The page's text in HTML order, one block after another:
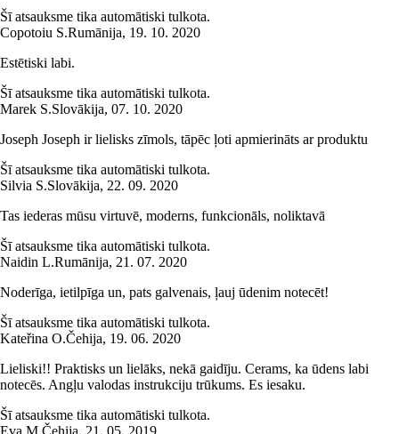
Šī atsauksme tika automātiski tulkota.
Copotoiu S.Rumānija, 19. 10. 2020
Estētiski labi.
Šī atsauksme tika automātiski tulkota.
Marek S.Slovākija, 07. 10. 2020
Joseph Joseph ir lielisks zīmols, tāpēc ļoti apmierināts ar produktu
Šī atsauksme tika automātiski tulkota.
Silvia S.Slovākija, 22. 09. 2020
Tas iederas mūsu virtuvē, moderns, funkcionāls, noliktavā
Šī atsauksme tika automātiski tulkota.
Naidin L.Rumānija, 21. 07. 2020
Noderīga, ietilpīga un, pats galvenais, ļauj ūdenim notecēt!
Šī atsauksme tika automātiski tulkota.
Kateřina O.Čehija, 19. 06. 2020
Lieliski!! Praktisks un lielāks, nekā gaidīju. Cerams, ka ūdens labi
notecēs. Angļu valodas instrukciju trūkums. Es iesaku.
Šī atsauksme tika automātiski tulkota.